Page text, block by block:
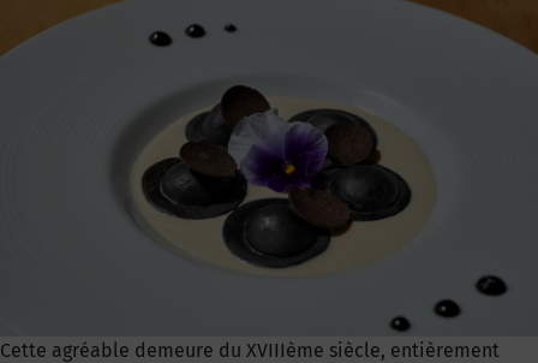
Cette agréable demeure du XVIIIème siècle, entièrement